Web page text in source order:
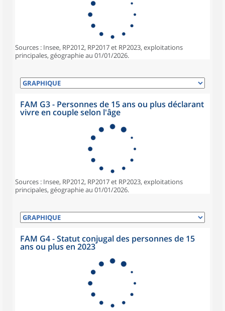
Sources : Insee, RP2012, RP2017 et RP2023, exploitations
principales, géographie au 01/01/2026.
FAM G3 - Personnes de 15 ans ou plus déclarant
vivre en couple selon l'âge
Sources : Insee, RP2012, RP2017 et RP2023, exploitations
principales, géographie au 01/01/2026.
FAM G4 - Statut conjugal des personnes de 15
ans ou plus en 2023